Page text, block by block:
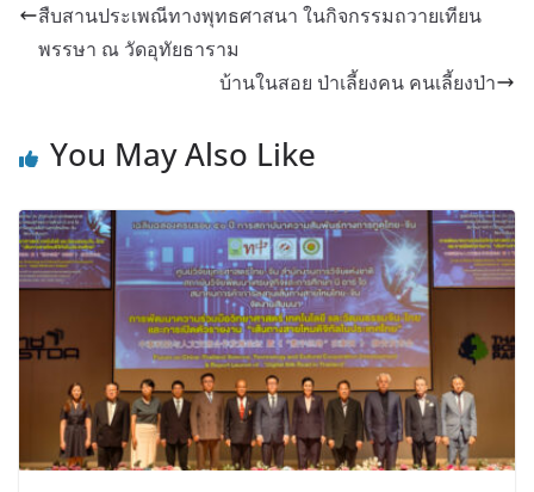
สืบสานประเพณีทางพุทธศาสนา ในกิจกรรมถวายเทียน
พรรษา ณ วัดอุทัยธาราม
บ้านในสอย ป่าเลี้ยงคน คนเลี้ยงป่า
You May Also Like